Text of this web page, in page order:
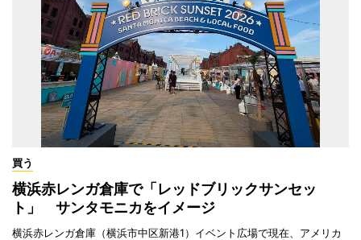
買う
横浜赤レンガ倉庫で「レッドブリックサンセッ
ト」 サンタモニカをイメージ
横浜赤レンガ倉庫（横浜市中区新港1）イベント広場で現在、アメリカ